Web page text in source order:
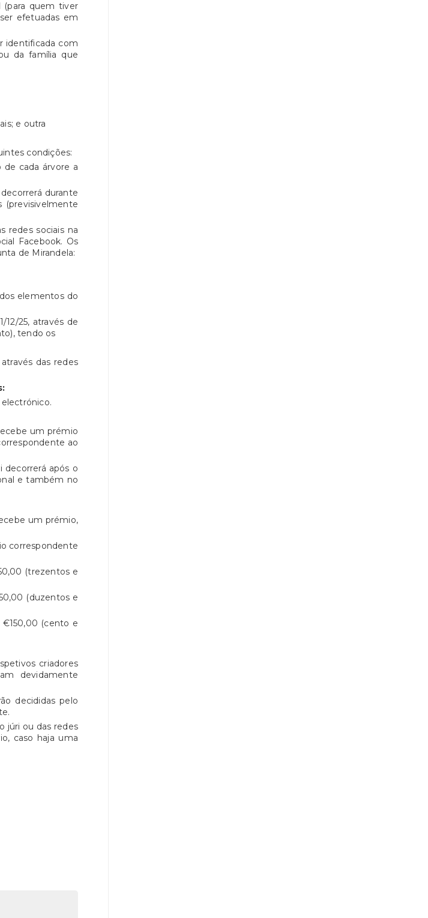
quem tiver
efetuadas em
identificada com
da família que
outra
condições:
cada árvore a
durante
redes sociais na
Facebook. Os
de Mirandela:
elementos do
25, através de
tendo os
das redes
um prémio
ao
após o
e também no
um prémio,
correspondente
e
e
(cento e
criadores
devidamente
decididas pelo
júri ou das redes
caso haja uma